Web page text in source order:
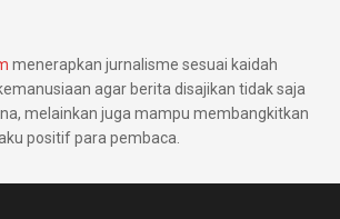
menerapkan jurnalisme sesuai kaidah
agar berita disajikan tidak saja
melainkan juga mampu membangkitkan
positif para pembaca.